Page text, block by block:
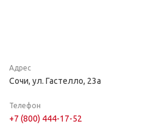
Адрес
Сочи, ул. Гастелло, 23а
Телефон
+7 (800) 444-17-52